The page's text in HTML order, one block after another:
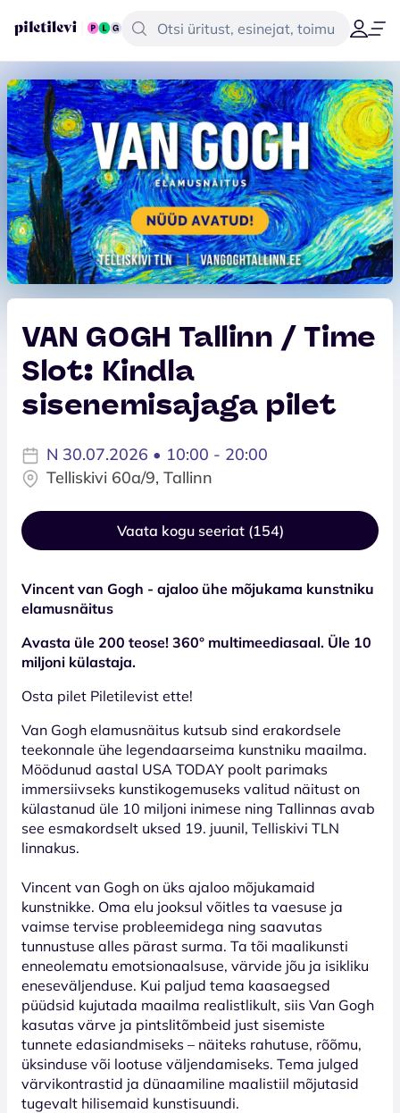
VAN GOGH Tallinn / Time
Slot: Kindla
sisenemisajaga pilet
N 30.07.2026 • 10:00 - 20:00
Telliskivi 60a/9, Tallinn
Vaata kogu seeriat (154)
Vincent van Gogh - ajaloo ühe mõjukama kunstniku
elamusnäitus
Avasta üle 200 teose! 360° multimeediasaal. Üle 10
miljoni külastaja.
Osta pilet Piletilevist ette!
Van Gogh elamusnäitus kutsub sind erakordsele
teekonnale ühe legendaarseima kunstniku maailma.
Möödunud aastal USA TODAY poolt parimaks
immersiivseks kunstikogemuseks valitud näitust on
külastanud üle 10 miljoni inimese ning Tallinnas avab
see esmakordselt uksed 19. juunil, Telliskivi TLN
linnakus.
Vincent van Gogh on üks ajaloo mõjukamaid
kunstnikke. Oma elu jooksul võitles ta vaesuse ja
vaimse tervise probleemidega ning saavutas
tunnustuse alles pärast surma. Ta tõi maalikunsti
enneolematu emotsionaalsuse, värvide jõu ja isikliku
eneseväljenduse. Kui paljud tema kaasaegsed
püüdsid kujutada maailma realistlikult, siis Van Gogh
kasutas värve ja pintslitõmbeid just sisemiste
tunnete edasiandmiseks – näiteks rahutuse, rõõmu,
üksinduse või lootuse väljendamiseks. Tema julged
värvikontrastid ja dünaamiline maalistiil mõjutasid
tugevalt hilisemaid kunstisuundi.